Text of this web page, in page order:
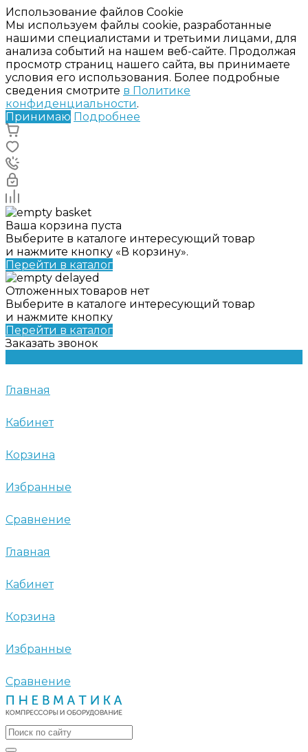
Использование файлов Cookie
Мы используем файлы cookie, разработанные
нашими специалистами и третьими лицами, для
анализа событий на нашем веб-сайте. Продолжая
просмотр страниц нашего сайта, вы принимаете
условия его использования. Более подробные
сведения смотрите в Политике
конфиденциальности.
Принимаю Подробнее
Ваша корзина пуста
Выберите в каталоге интересующий товар
и нажмите кнопку «В корзину».
Перейти в каталог
Отложенных товаров нет
Выберите в каталоге интересующий товар
и нажмите кнопку
Перейти в каталог
Заказать звонок
Главная
Кабинет
Корзина
Избранные
Сравнение
Главная
Кабинет
Корзина
Избранные
Сравнение